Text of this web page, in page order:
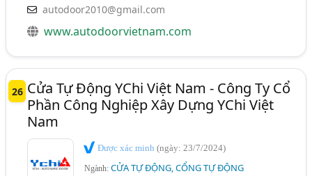
autodoor2010@gmail.com
www.autodoorvietnam.com
26 Cửa Tự Động YChi Việt Nam - Công Ty Cổ
Phần Công Nghiệp Xây Dựng YChi Việt
Nam
Được xác minh(ngày: 23/7/2024)
Ngành:CỬA TỰ ĐỘNG, CỔNG TỰ ĐỘNG